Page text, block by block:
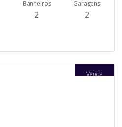
Banheiros
2
Garagens
2
Venda